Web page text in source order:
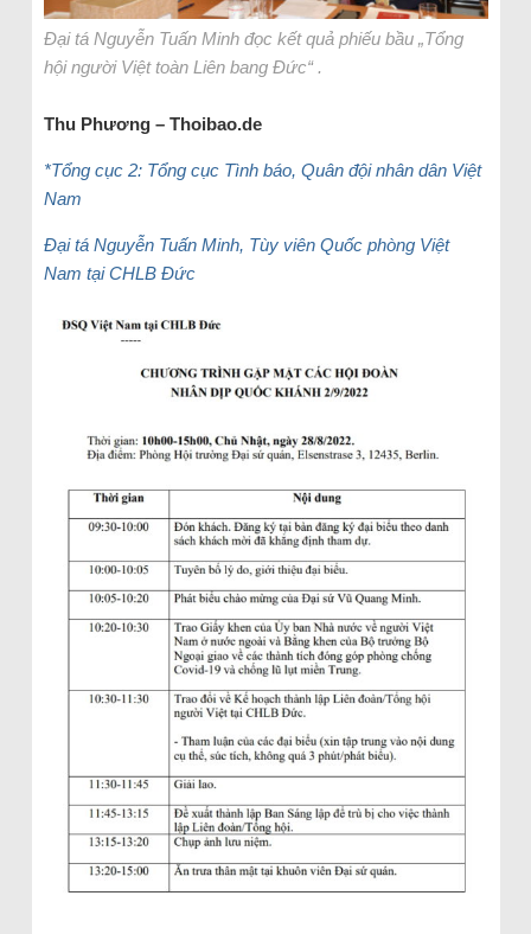
Đại tá Nguyễn Tuấn Minh đọc kết quả phiếu bầu „Tổng
hội người Việt toàn Liên bang Đức“ .
Thu Phương – Thoibao.de
*Tổng cục 2: Tổng cục Tình báo, Quân đội nhân dân Việt
Nam
Đại tá Nguyễn Tuấn Minh, Tùy viên Quốc phòng Việt
Nam tại CHLB Đức